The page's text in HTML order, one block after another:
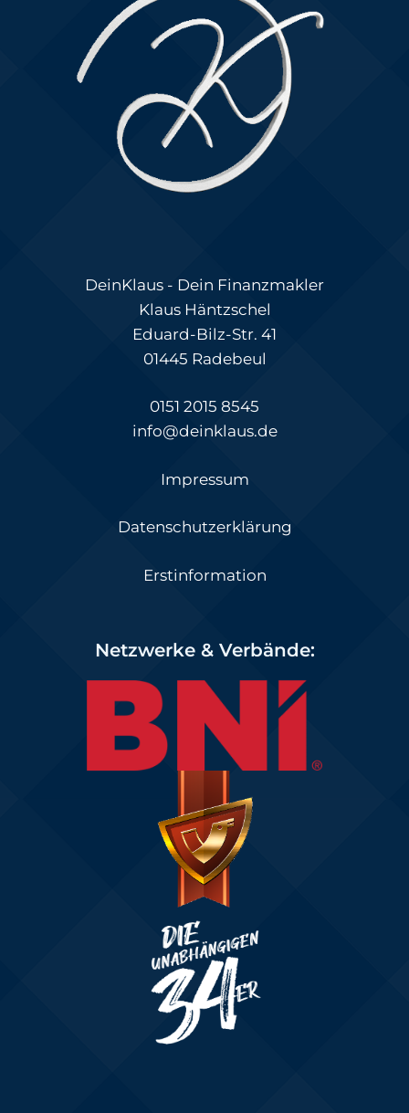
DeinKlaus - Dein Finanzmakler
Klaus Häntzschel
Eduard-Bilz-Str. 41
01445 Radebeul
0151 2015 8545
info@deinklaus.de
Impressum
Datenschutzerklärung
Erstinformation
Netzwerke & Verbände: